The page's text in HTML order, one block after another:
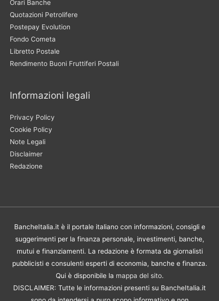
Orari Banche
Quotazioni Petrolifere
Postepay Evolution
Fondo Cometa
Libretto Postale
Rendimento Buoni Fruttiferi Postali
Informazioni legali
Privacy Policy
Cookie Policy
Note Legali
Disclaimer
Redazione
BancheItalia.it è il portale italiano con informazioni, consigli e
suggerimenti per la finanza personale, investimenti, banche,
mutui e finanziamenti. La redazione è formata da giornalisti
pubblicisti e consulenti esperti di economia, banche e finanza.
Qui è disponibile la mappa del sito.
DISCLAIMER: Tutte le informazioni presenti su BancheItalia.it